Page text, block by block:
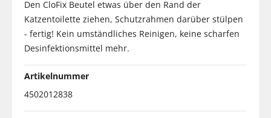
Den CloFix Beutel etwas über den Rand der
Katzentoilette ziehen, Schutzrahmen darüber stülpen
- fertig! Kein umständliches Reinigen, keine scharfen
Desinfektionsmittel mehr.
Artikelnummer
4502012838